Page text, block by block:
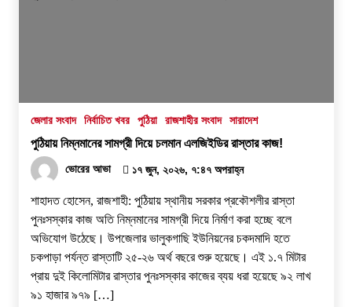
জেলার সংবাদ নির্বাচিত খবর পুঠিয়া রাজশাহীর সংবাদ সারাদেশ
পুঠিয়ায় নিম্নমানের সামগ্রী দিয়ে চলমান এলজিইডির রাস্তার কাজ!
ভোরের আভা ১৭ জুন, ২০২৬, ৭:৪৭ অপরাহ্ন
শাহাদত হোসেন, রাজশাহী: পুঠিয়ায় স্থানীয় সরকার প্রকৌশলীর রাস্তা
পুনঃসস্কার কাজ অতি নিম্নমানের সামগ্রী দিয়ে নির্মাণ করা হচ্ছে বলে
অভিযোগ উঠেছে। উপজেলার ভালুকগাছি ইউনিয়নের চকদমাদি হতে
চকপাড়া পর্যন্ত রাস্তাটি ২৫-২৬ অর্থ বছরে শুরু হয়েছে। এই ১.৭ মিটার
প্রায় দুই কিলোমিটার রাস্তার পুনঃসস্কার কাজের ব্যয় ধরা হয়েছে ৯২ লাখ
৯১ হাজার ৯৭৯ […]